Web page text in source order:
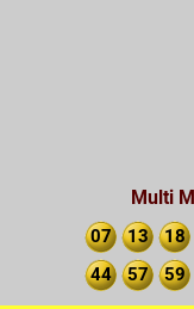
Multi
07 13 18
44
57 59